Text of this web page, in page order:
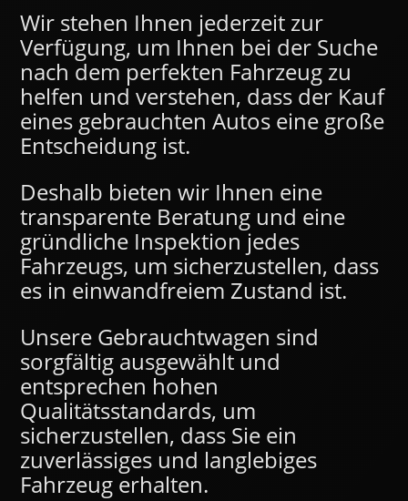
Wir stehen Ihnen jederzeit zur
Verfügung, um Ihnen bei der Suche
nach dem perfekten Fahrzeug zu
helfen und verstehen, dass der Kauf
eines gebrauchten Autos eine große
Entscheidung ist.
Deshalb bieten wir Ihnen eine
transparente Beratung und eine
gründliche Inspektion jedes
Fahrzeugs, um sicherzustellen, dass
es in einwandfreiem Zustand ist.
Unsere Gebrauchtwagen sind
sorgfältig ausgewählt und
entsprechen hohen
Qualitätsstandards, um
sicherzustellen, dass Sie ein
zuverlässiges und langlebiges
Fahrzeug erhalten.